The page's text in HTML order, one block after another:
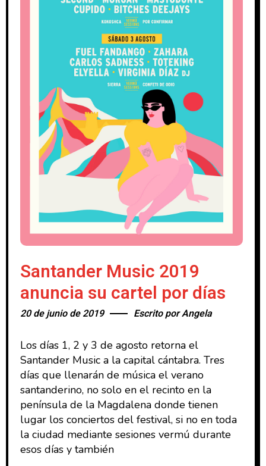
Santander Music 2019
anuncia su cartel por días
20 de junio de 2019 Escrito porAngela
Los días 1, 2 y 3 de agosto retorna el
Santander Music a la capital cántabra. Tres
días que llenarán de música el verano
santanderino, no solo en el recinto en la
península de la Magdalena donde tienen
lugar los conciertos del festival, si no en toda
la ciudad mediante sesiones vermú durante
esos días y también